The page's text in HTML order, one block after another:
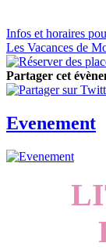
Infos et horaires
Les Vacances de
Partager cet
Evenement